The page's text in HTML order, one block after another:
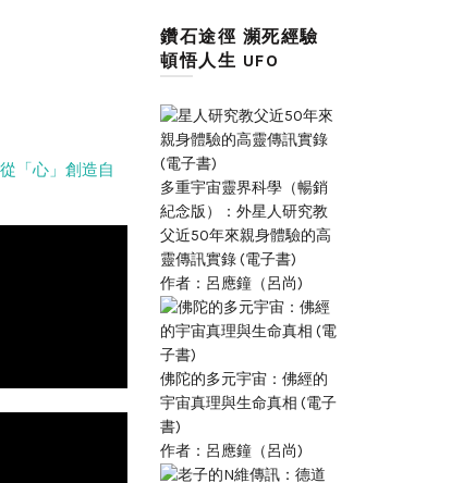
「心」創造自
鑽石途徑 瀕死經驗
頓悟人生 UFO
多重宇宙靈界科學（暢銷
紀念版）：外星人研究教
父近50年來親身體驗的高
靈傳訊實錄 (電子書)
作者：呂應鐘（呂尚)
佛陀的多元宇宙：佛經的
宇宙真理與生命真相 (電子
書)
作者：呂應鐘（呂尚)